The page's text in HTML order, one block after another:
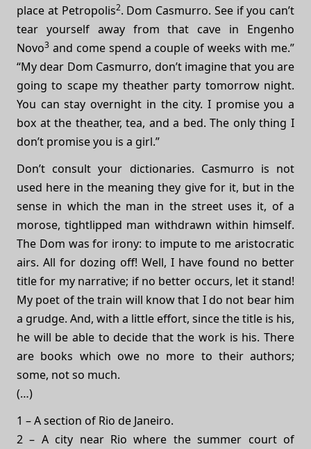
place at Petropolis2. Dom Casmurro. See if you can’t
tear yourself away from that cave in Engenho
Novo3 and come spend a couple of weeks with me.”
“My dear Dom Casmurro, don’t imagine that you are
going to scape my theather party tomorrow night.
You can stay overnight in the city. I promise you a
box at the theather, tea, and a bed. The only thing I
don’t promise you is a girl.”
Don’t consult your dictionaries. Casmurro is not
used here in the meaning they give for it, but in the
sense in which the man in the street uses it, of a
morose, tightlipped man withdrawn within himself.
The Dom was for irony: to impute to me aristocratic
airs. All for dozing off! Well, I have found no better
title for my narrative; if no better occurs, let it stand!
My poet of the train will know that I do not bear him
a grudge. And, with a little effort, since the title is his,
he will be able to decide that the work is his. There
are books which owe no more to their authors;
some, not so much.
(…)
1 – A section of Rio de Janeiro.
2 – A city near Rio where the summer court of